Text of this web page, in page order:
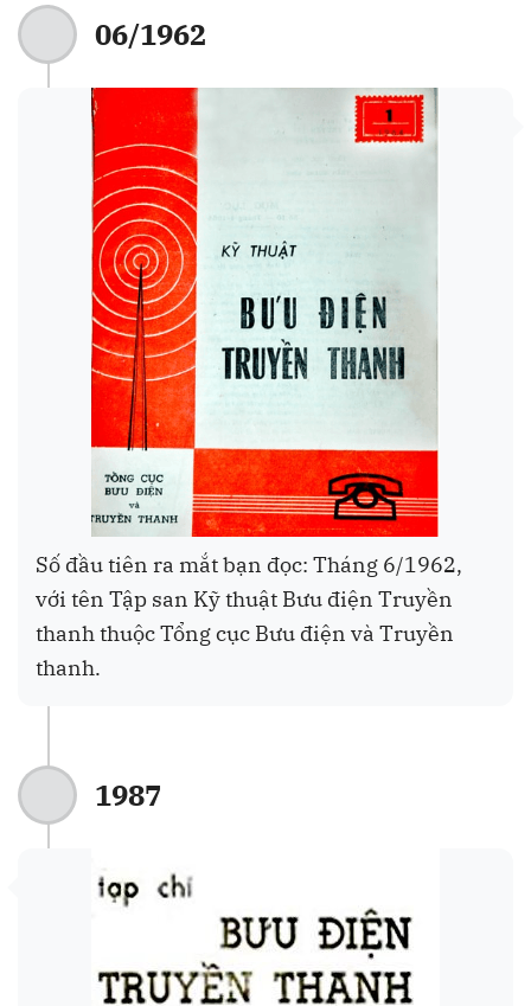
06/1962
Số đầu tiên ra mắt bạn đọc: Tháng 6/1962,
với tên Tập san Kỹ thuật Bưu điện Truyền
thanh thuộc Tổng cục Bưu điện và Truyền
thanh.
1987